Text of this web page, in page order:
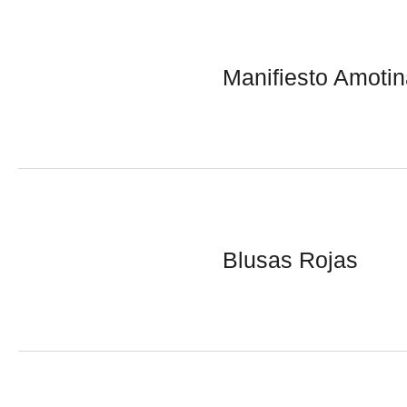
Manifiesto
Blusas Rojas